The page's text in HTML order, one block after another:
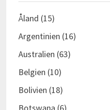
Åland (15)
Argentinien (16)
Australien (63)
Belgien (10)
Bolivien (18)